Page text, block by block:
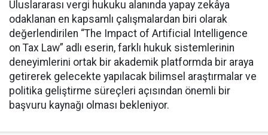
Uluslararası vergi hukuku alanında yapay zekâya
odaklanan en kapsamlı çalışmalardan biri olarak
değerlendirilen “The Impact of Artificial Intelligence
on Tax Law” adlı eserin, farklı hukuk sistemlerinin
deneyimlerini ortak bir akademik platformda bir araya
getirerek gelecekte yapılacak bilimsel araştırmalar ve
politika geliştirme süreçleri açısından önemli bir
başvuru kaynağı olması bekleniyor.